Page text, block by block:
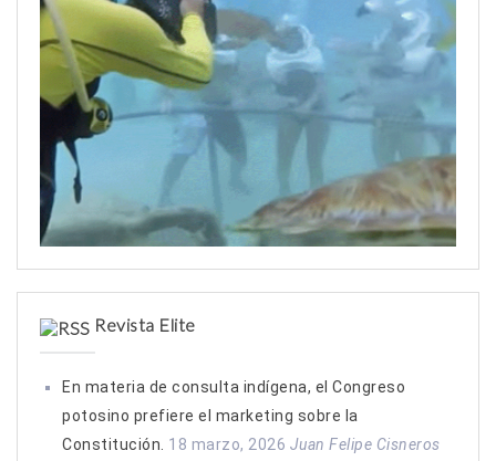
Revista Elite
En materia de consulta indígena, el Congreso
potosino prefiere el marketing sobre la
Constitución. 18 marzo, 2026 Juan Felipe Cisneros